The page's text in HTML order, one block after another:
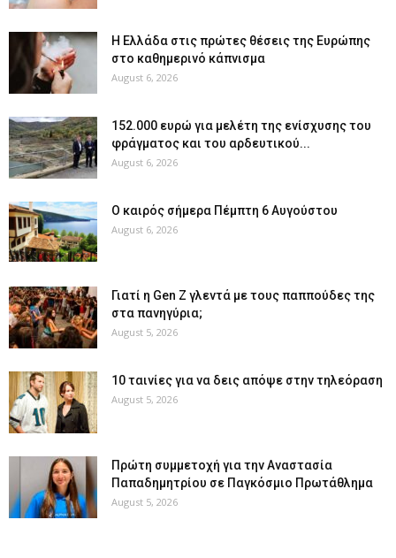
Η Ελλάδα στις πρώτες θέσεις της Ευρώπης
στο καθημερινό κάπνισμα
August 6, 2026
152.000 ευρώ για μελέτη της ενίσχυσης του
φράγματος και του αρδευτικού...
August 6, 2026
Ο καιρός σήμερα Πέμπτη 6 Αυγούστου
August 6, 2026
Γιατί η Gen Z γλεντά με τους παππούδες της
στα πανηγύρια;
August 5, 2026
10 ταινίες για να δεις απόψε στην τηλεόραση
August 5, 2026
Πρώτη συμμετοχή για την Αναστασία
Παπαδημητρίου σε Παγκόσμιο Πρωτάθλημα
August 5, 2026